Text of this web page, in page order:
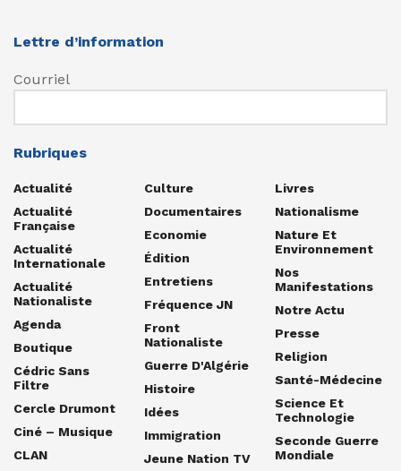
Lettre d’information
Courriel
Rubriques
Actualité
Actualité
Française
Actualité
Internationale
Actualité
Nationaliste
Agenda
Boutique
Cédric Sans
Filtre
Cercle Drumont
Ciné – Musique
CLAN
Culture
Documentaires
Economie
Édition
Entretiens
Fréquence JN
Front
Nationaliste
Guerre D'Algérie
Histoire
Idées
Immigration
Jeune Nation TV
Livres
Nationalisme
Nature Et
Environnement
Nos
Manifestations
Notre Actu
Presse
Religion
Santé-Médecine
Science Et
Technologie
Seconde Guerre
Mondiale